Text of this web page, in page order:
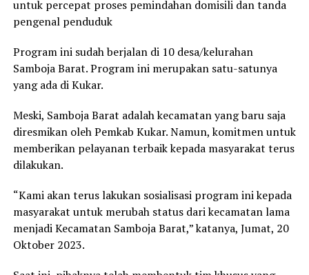
untuk percepat proses pemindahan domisili dan tanda
pengenal penduduk
Program ini sudah berjalan di 10 desa/kelurahan
Samboja Barat. Program ini merupakan satu-satunya
yang ada di Kukar.
Meski, Samboja Barat adalah kecamatan yang baru saja
diresmikan oleh Pemkab Kukar. Namun, komitmen untuk
memberikan pelayanan terbaik kepada masyarakat terus
dilakukan.
“Kami akan terus lakukan sosialisasi program ini kepada
masyarakat untuk merubah status dari kecamatan lama
menjadi Kecamatan Samboja Barat,” katanya, Jumat, 20
Oktober 2023.